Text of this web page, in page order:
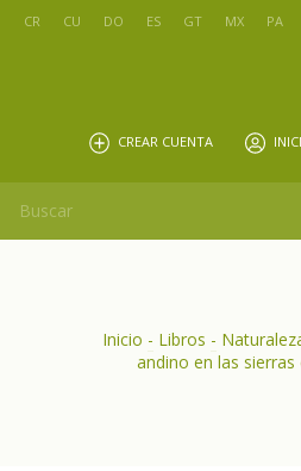
CR CU DO ES GT MX PA
CREAR CUENTA
Inicio - Libros -
andino en las sierras